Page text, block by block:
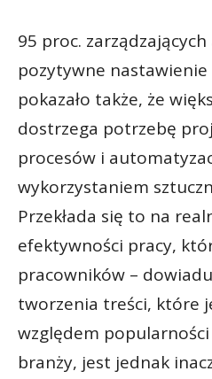
95 proc.
pozytywne nastawienie
pokazało także, że
dostrzega potrzebę
procesów i
wykorzystaniem
Przekłada się to na
efektywności pracy,
pracowników –
tworzenia treści, które
względem
branży, jest jednak